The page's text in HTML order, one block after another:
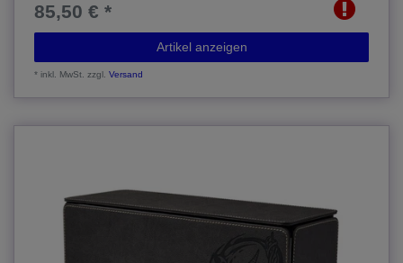
85,50 € *
Artikel anzeigen
*inkl. MwSt. zzgl.Versand